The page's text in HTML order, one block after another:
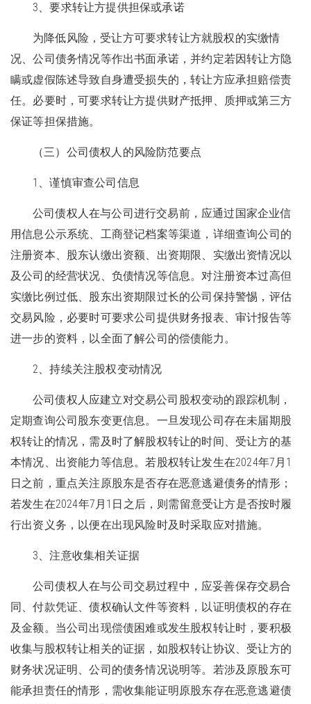
3、要求转让方提供担保或承诺
为降低风险，受让方可要求转让方就股权的实缴情
况、公司债务情况等作出书面承诺，并约定若因转让方隐
瞒或虚假陈述导致自身遭受损失的，转让方应承担赔偿责
任。必要时，可要求转让方提供财产抵押、质押或第三方
保证等担保措施。
（三）公司债权人的风险防范要点
1、谨慎审查公司信息
公司债权人在与公司进行交易前，应通过国家企业信
用信息公示系统、工商登记档案等渠道，详细查询公司的
注册资本、股东认缴出资额、出资期限、实缴出资情况以
及公司的经营状况、负债情况等信息。对注册资本过高但
实缴比例过低、股东出资期限过长的公司保持警惕，评估
交易风险，必要时可要求公司提供财务报表、审计报告等
进一步的资料，以全面了解公司的偿债能力。
2、持续关注股权变动情况
公司债权人应建立对交易公司股权变动的跟踪机制，
定期查询公司股东变更信息。一旦发现公司存在未届期股
权转让的情况，需及时了解股权转让的时间、受让方的基
本情况、出资能力等信息。若股权转让发生在2024年7月1
日之前，重点关注原股东是否存在恶意逃避债务的情形；
若发生在2024年7月1日之后，则需留意受让方是否按时履
行出资义务，以便在出现风险时及时采取应对措施。
3、注意收集相关证据
公司债权人在与公司交易过程中，应妥善保存交易合
同、付款凭证、债权确认文件等资料，以证明债权的存在
及金额。当公司出现偿债困难或发生股权转让时，要积极
收集与股权转让相关的证据，如股权转让协议、受让方的
财务状况证明、公司的债务情况说明等。若涉及原股东可
能承担责任的情形，需收集能证明原股东存在恶意逃避债